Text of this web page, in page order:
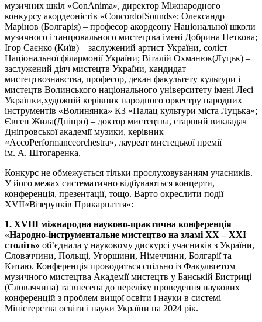
музичних шкіл «ConAnima», директор Міжнародного
конкурсу акордеоністів «ConcordofSounds»; Олександр
Марінов (Болгарія) – професор акордеону Національної школи
музичного і танцювального мистецтва імені Добрина Петкова;
Ігор Саєнко (Київ) – заслужений артист України, соліст
Національної філармонії України; Віталій Охманюк(Луцьк) –
заслужений діяч мистецтв України, кандидат
мистецтвознавства, професор, декан факультету культури і
мистецтв Волинського національного університету імені Лесі
Українки,художній керівник народного оркестру народних
інструментів «Волинянка» КЗ «Палац культури міста Луцька»;
Євген Жила(Дніпро) – доктор мистецтва, старший викладач
Дніпровської академії музики, керівник
«AccoPerformanceorchestra», лауреат мистецької премії
ім. А. Штогаренка.
Конкурс не обмежується тільки прослуховуванням учасників.
У його межах систематично відбуваються концерти,
конференція, презентації, тощо. Варто окреслити події
XVII«Візерунків Прикарпаття»:
1. ХVІІІ міжнародна науково-практична конференція
«Народно-інструментальне мистецтво на зламі ХХ – ХХІ
століть» об’єднала у науковому дискурсі учасників з України,
Словаччини, Польщі, Угорщини, Німеччини, Болгарії та
Китаю. Конференція проводиться спільно із Факультетом
музичного мистецтва Академії мистецтв у Банській Бистриці
(Словаччина) та внесена до переліку проведення наукових
конференцій з проблем вищої освіти і науки в системі
Міністерства освіти і науки України на 2024 рік.